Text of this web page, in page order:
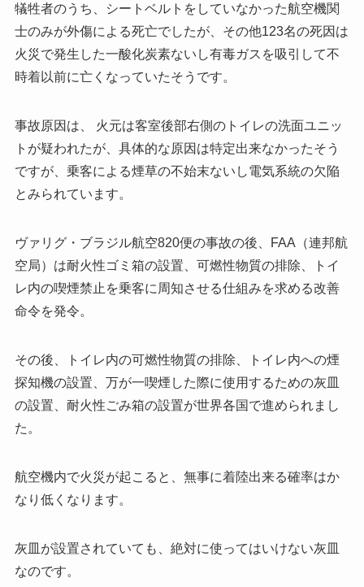
犠牲者のうち、シートベルトをしていなかった航空機関
士のみが外傷による死亡でしたが、その他123名の死因は
火災で発生した一酸化炭素ないし有毒ガスを吸引して不
時着以前に亡くなっていたそうです。
事故原因は、 火元は客室後部右側のトイレの洗面ユニッ
トが疑われたが、具体的な原因は特定出来なかったそう
ですが、乗客による煙草の不始末ないし電気系統の欠陥
とみられています。
ヴァリグ・ブラジル航空820便の事故の後、FAA（連邦航
空局）は耐火性ゴミ箱の設置、可燃性物質の排除、トイ
レ内の喫煙禁止を乗客に周知させる仕組みを求める改善
命令を発令。
その後、トイレ内の可燃性物質の排除、トイレ内への煙
探知機の設置、万が一喫煙した際に使用するための灰皿
の設置、耐火性ごみ箱の設置が世界各国で進められまし
た。
航空機内で火災が起こると、無事に着陸出来る確率はか
なり低くなります。
灰皿が設置されていても、絶対に使ってはいけない灰皿
なのです。